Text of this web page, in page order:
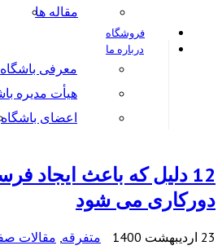
مقاله ها
فروشگاه
درباره ما
معرفی باشگاه
هیأت مدیره
اعضای باشگاه
12 دلیل که باعث ایجاد
دورکاری می شود
23 اردیبهشت 1400 متفرقه مقالات